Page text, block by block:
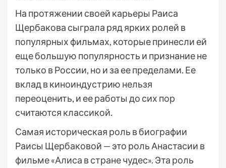
На протяжении своей карьеры Раиса
Щербакова сыграла ряд ярких ролей в
популярных фильмах, которые принесли ей
еще большую популярность и признание не
только в России, но и за ее пределами. Ее
вклад в киноиндустрию нельзя
переоценить, и ее работы до сих пор
считаются классикой.
Самая историческая роль в биографии
Раисы Щербаковой — это роль Анастасии в
фильме «Алиса в стране чудес». Эта роль